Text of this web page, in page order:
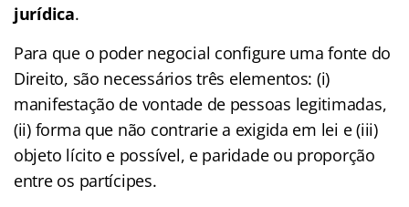
jurídica.
Para que o poder negocial configure uma fonte do
Direito, são necessários três elementos: (i)
manifestação de vontade de pessoas legitimadas,
(ii) forma que não contrarie a exigida em lei e (iii)
objeto lícito e possível, e paridade ou proporção
entre os partícipes.